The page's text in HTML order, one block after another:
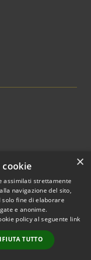
© 2026 • Comune di
dell'Aso • Powered
Municipium
Accesso
redazione
×
assimilati strettamente
navigazione del sito,
solo fine di elaborare
e anonime.
policy al seguente link
TUTTO